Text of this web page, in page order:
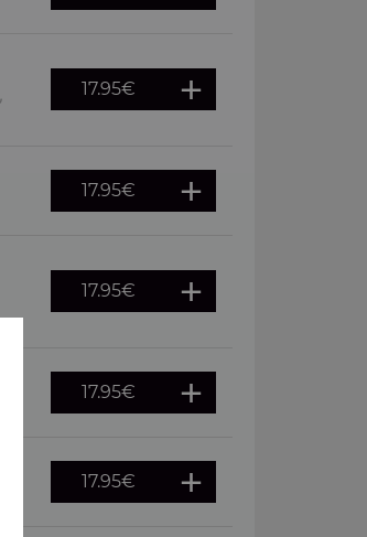
17.95€
17.95€
17.95€
17.95€
17.95€